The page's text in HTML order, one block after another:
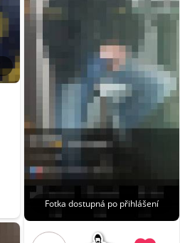
Fotka dostupná po přihlášení